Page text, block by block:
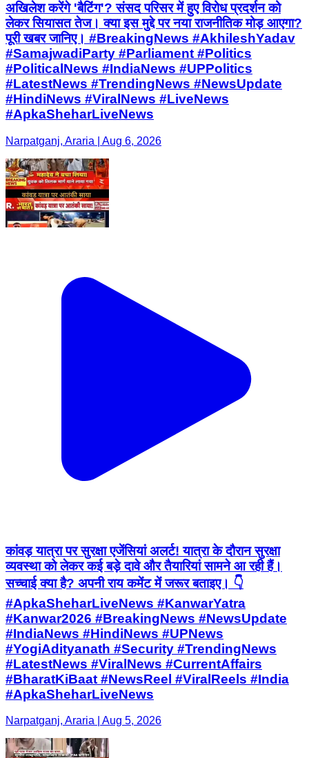
अखिलेश करेंगे 'बैटिंग'? संसद परिसर में हुए विरोध प्रदर्शन को
लेकर सियासत तेज। क्या इस मुद्दे पर नया राजनीतिक मोड़ आएगा?
पूरी खबर जानिए। #BreakingNews #AkhileshYadav
#SamajwadiParty #Parliament #Politics
#PoliticalNews #IndiaNews #UPPolitics
#LatestNews #TrendingNews #NewsUpdate
#HindiNews #ViralNews #LiveNews
#ApkaSheharLiveNews
Narpatganj, Araria | Aug 6, 2026
कांवड़ यात्रा पर सुरक्षा एजेंसियां अलर्ट! यात्रा के दौरान सुरक्षा
व्यवस्था को लेकर कई बड़े दावे और तैयारियां सामने आ रही हैं।
सच्चाई क्या है? अपनी राय कमेंट में जरूर बताइए। 👇
#ApkaSheharLiveNews #KanwarYatra
#Kanwar2026 #BreakingNews #NewsUpdate
#IndiaNews #HindiNews #UPNews
#YogiAdityanath #Security #TrendingNews
#LatestNews #ViralNews #CurrentAffairs
#BharatKiBaat #NewsReel #ViralReels #India
#ApkaSheharLiveNews
Narpatganj, Araria | Aug 5, 2026